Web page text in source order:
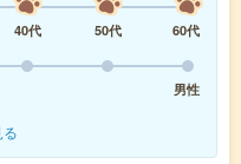
40代 50代
60代
男性